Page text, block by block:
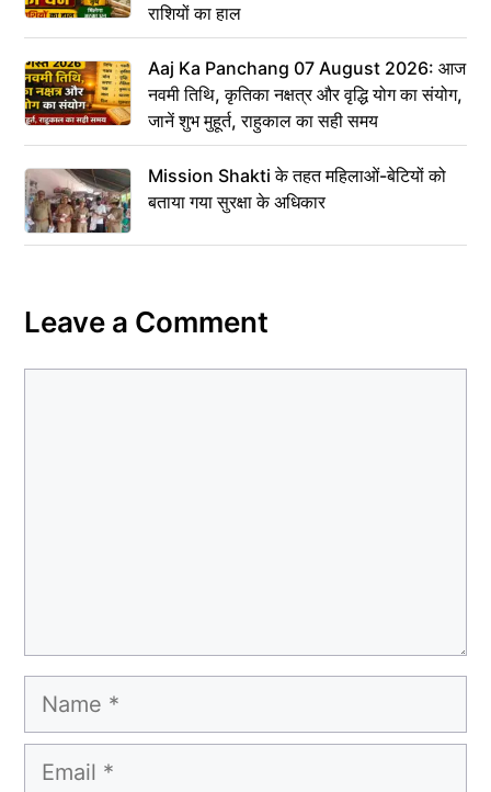
राशियों का हाल
Aaj Ka Panchang 07 August 2026: आज
नवमी तिथि, कृतिका नक्षत्र और वृद्धि योग का संयोग,
जानें शुभ मुहूर्त, राहुकाल का सही समय
Mission Shakti के तहत महिलाओं-बेटियों को
बताया गया सुरक्षा के अधिकार
Leave a Comment
Name
Email